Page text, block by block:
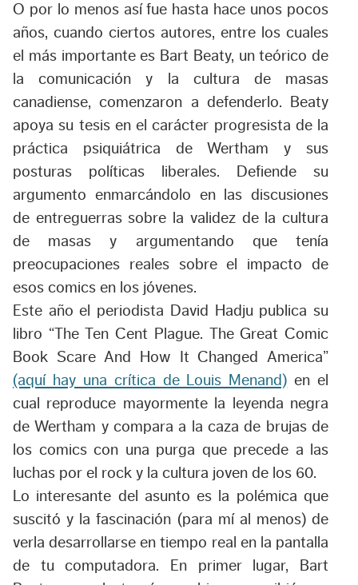
O por lo menos así fue hasta hace unos pocos
años, cuando ciertos autores, entre los cuales
el más importante es Bart Beaty, un teórico de
la comunicación y la cultura de masas
canadiense, comenzaron a defenderlo. Beaty
apoya su tesis en el carácter progresista de la
práctica psiquiátrica de Wertham y sus
posturas políticas liberales. Defiende su
argumento enmarcándolo en las discusiones
de entreguerras sobre la validez de la cultura
de masas y argumentando que tenía
preocupaciones reales sobre el impacto de
esos comics en los jóvenes.
Este año el periodista David Hadju publica su
libro “The Ten Cent Plague. The Great Comic
Book Scare And How It Changed America”
(aquí hay una crítica de Louis Menand) en el
cual reproduce mayormente la leyenda negra
de Wertham y compara a la caza de brujas de
los comics con una purga que precede a las
luchas por el rock y la cultura joven de los 60.
Lo interesante del asunto es la polémica que
suscitó y la fascinación (para mí al menos) de
verla desarrollarse en tiempo real en la pantalla
de tu computadora. En primer lugar, Bart